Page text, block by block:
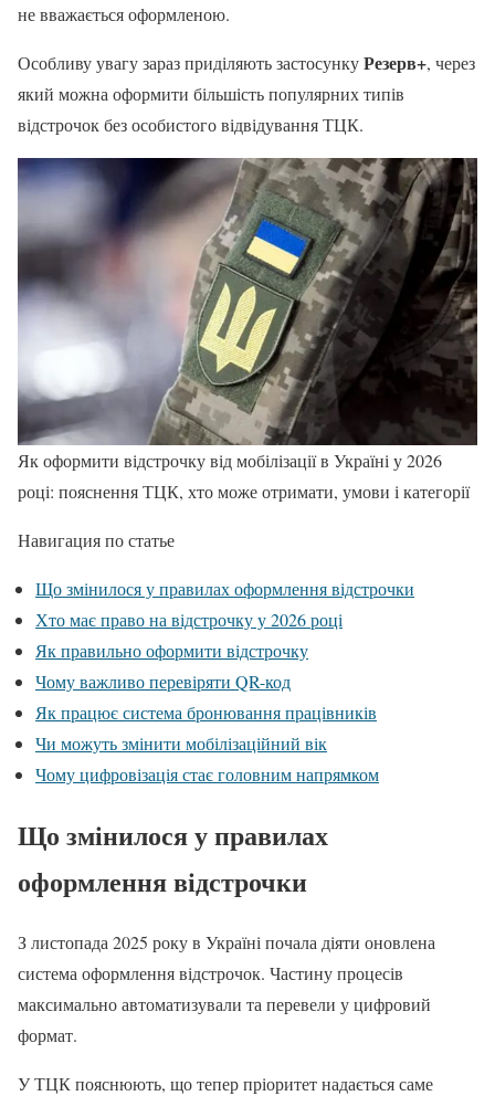
не вважається оформленою.
Особливу увагу зараз приділяють застосункуРезерв+, через
який можна оформити більшість популярних типів
відстрочок без особистого відвідування ТЦК.
Як оформити відстрочку від мобілізації в Україні у 2026
році: пояснення ТЦК, хто може отримати, умови і категорії
Навигация по статье
Що змінилося у правилах оформлення відстрочки
Хто має право на відстрочку у 2026 році
Як правильно оформити відстрочку
Чому важливо перевіряти QR-код
Як працює система бронювання працівників
Чи можуть змінити мобілізаційний вік
Чому цифровізація стає головним напрямком
Що змінилося у правилах
оформлення відстрочки
З листопада 2025 року в Україні почала діяти оновлена
система оформлення відстрочок. Частину процесів
максимально автоматизували та перевели у цифровий
формат.
У ТЦК пояснюють, що тепер пріоритет надається саме